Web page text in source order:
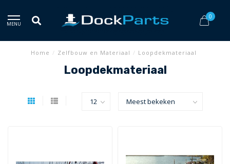
MENU
0
Home / Zelfbouw en Materiaal / Loopdekmateriaal
Loopdekmateriaal